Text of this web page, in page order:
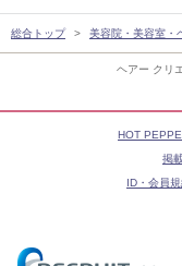
ヘアー クリ
総合トップ 美容院・美容室・
HOT
掲
ID・会員